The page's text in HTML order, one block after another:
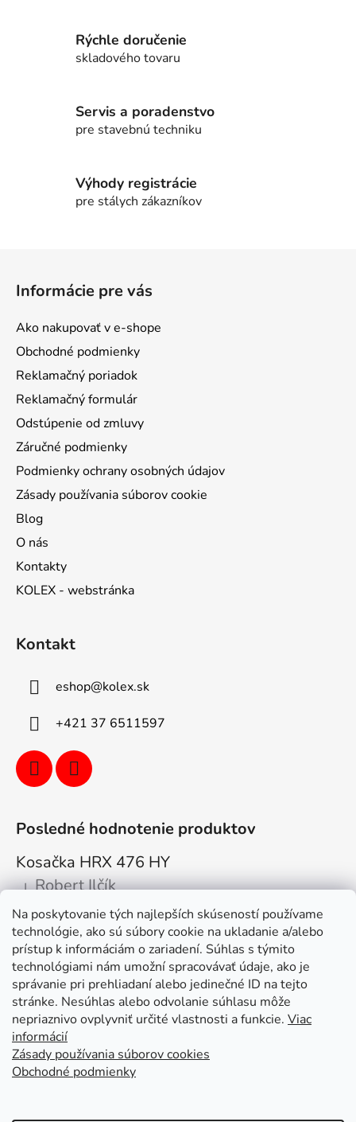
Na poskytovanie tých najlepších skúseností používame
technológie, ako sú súbory cookie na ukladanie a/alebo
prístup k informáciám o zariadení. Súhlas s týmito
technológiami nám umožní spracovávať údaje, ako je
správanie pri prehliadaní alebo jedinečné ID na tejto
stránke. Nesúhlas alebo odvolanie súhlasu môže
nepriaznivo ovplyvniť určité vlastnosti a funkcie. Viac
informácií
Zásady používania súborov cookies
Obchodné podmienky
Rýchle doručenie
skladového tovaru
Servis a poradenstvo
pre stavebnú techniku
Výhody registrácie
pre stálych zákazníkov
Informácie pre vás
Ako nakupovať v e-shope
Obchodné podmienky
Reklamačný poriadok
Reklamačný formulár
Odstúpenie od zmluvy
Záručné podmienky
Podmienky ochrany osobných údajov
Zásady používania súborov cookie
Blog
O nás
Kontakty
KOLEX - webstránka
Kontakt
eshop@kolex.sk
+421 37 6511597
Posledné hodnotenie produktov
Kosačka HRX 476 HY
Hodnotenie produktu je 5 z 5 hviezdičiek.
| Robert Ilčík
Super. Odporúčam
Facebook
Kolex, s.r.o. - webstránka
Honda Linked In Youtube KOLEX